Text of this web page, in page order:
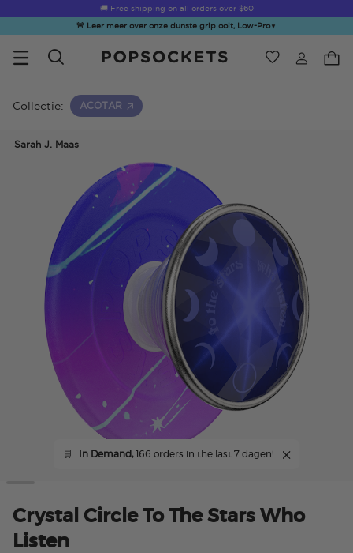
🚚 Free shipping on all orders over $60
🚨 Leer meer over onze dunste grip ooit, Low-Pro▼
Verlanglijst
Hello Kitty®
and Friends
Second
Morning
Sea Spell
Collectie: ACOTAR
Sarah J. Maas
🛒 In Demand,166 orders in the last 7 dagen!
Crystal Circle To The Stars Who
Listen